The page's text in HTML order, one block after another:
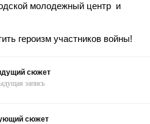
молодежный центр и
героизм участников войны!
сюжет
запись
сюжет